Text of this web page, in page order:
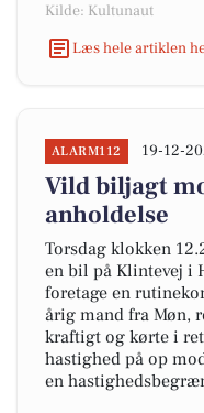
Kilde: Kultunaut
Læs hele artiklen
ALARM112 19-12-
Vild biljagt
anholdelse
Torsdag klokken
en bil på Klintevej i
foretage en
årig mand fra Møn,
kraftigt og kørte i
hastighed på op
en